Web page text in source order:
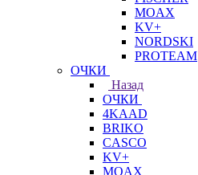
MOAX
KV+
NORDSKI
PROTEAM
ОЧКИ
Назад
ОЧКИ
4KAAD
BRIKO
CASCO
KV+
MOAX